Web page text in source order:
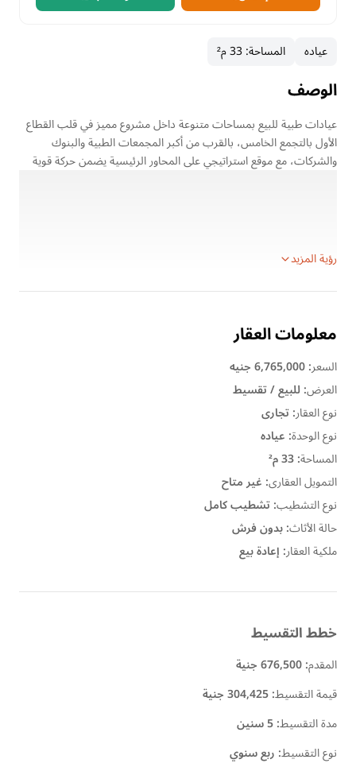
عياده المساحة:33 م²
الوصف
عيادات طبية للبيع بمساحات متنوعة داخل مشروع مميز في قلب القطاع
الأول بالتجمع الخامس، بالقرب من أكبر المجمعات الطبية والبنوك
والشركات، مع موقع استراتيجي على المحاور الرئيسية يضمن حركة قوية
رؤية المزيد
معلومات العقار
السعر:6,765,000 جنيه
العرض:للبيع / تقسيط
نوع العقار:تجارى
نوع الوحدة: عياده
المساحة:33 م²
التمويل العقارى: غير متاح
نوع التشطيب:تشطيب كامل
حالة الأثاث:بدون فرش
ملكية العقار: إعادة بيع
خطط التقسيط
المقدم:676,500 جنية
قيمة التقسيط:304,425 جنية
مدة التقسيط:5 سنين
نوع التقسيط: ربع سنوي